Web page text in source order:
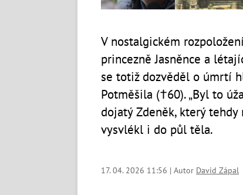
V nostalgickém
princezně Jasněnce a
se totiž dozvěděl o úmrtí
Potměšila (†60). „Byl to
dojatý Zdeněk, který
vysvlékl i do půl těla.
17. 04. 2026 11:56 | Autor David Zápal